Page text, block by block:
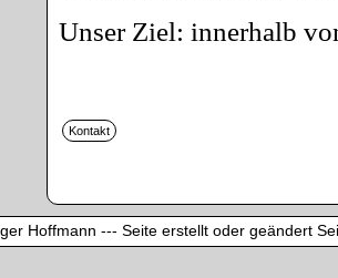
Unser Ziel: innerhalb
Hoffmann --- Seite erstellt oder geändert